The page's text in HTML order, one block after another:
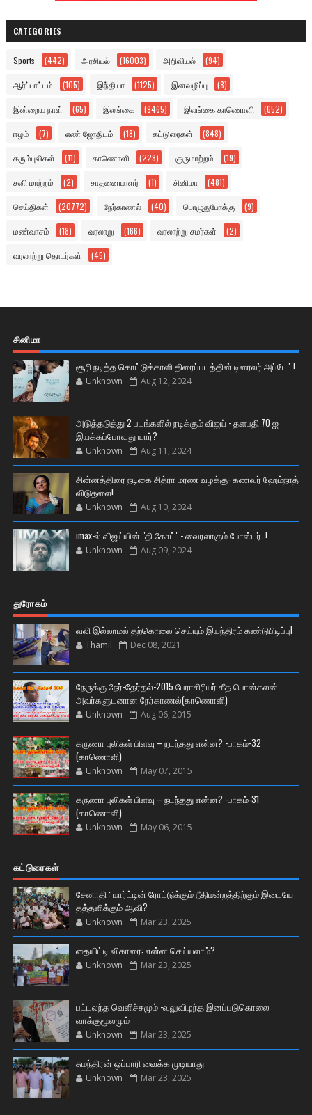
CATEGORIES
Sports (442) அரசியல் (16003) அறிவியல் (94)
ஆர்ப்பாட்டம் (105) இந்தியா (1125) இனவழிப்பு (8)
இன்றைய நாள் (65) இலங்கை (9465) இலங்கை காணொளி (652)
ஈழம் (7) எண் ஜோதிடம் (18) கட்டுரைகள் (848)
கரும்புலிகள் (11) காணொளி (228) குருமாற்றம் (19)
சனி மாற்றம் (2) சாதனையாளர் (1) சினிமா (481)
செய்திகள் (20772) நேர்காணல் (40) பொழுதுபோக்கு (9)
மண்வாசம் (18) வரலாறு (166) வரலாற்று சமர்கள் (2)
வரலாற்று தொடர்கள் (45)
சினிமா
சூரி நடித்த கொட்டுக்காளி திரைப்படத்தின் டிரைலர் அப்டேட்!
Unknown Aug 12, 2024
அடுத்தடுத்து 2 படங்களில் நடிக்கும் விஜய் - தளபதி 70 ஐ
இயக்கப்போவது யார்?
Unknown Aug 11, 2024
சின்னத்திரை நடிகை சித்ரா மரண வழக்கு- கணவர் ஹேம்நாத்
விடுதலை!
Unknown Aug 10, 2024
imax-ல் விஜய்யின் "தி கோட்" - வைரலாகும் போஸ்டர்..!
Unknown Aug 09, 2024
துரோகம்
வலி இல்லாமல் தற்கொலை செய்யும் இயந்திரம் கண்டுபிடிப்பு!
Thamil Dec 08, 2021
நேருக்கு நேர்-தேர்தல்-2015 பேராசிரியர் கீத பொன்கலன்
அவர்களுடனான நேர்காணல்(காணொளி)
Unknown Aug 06, 2015
கருணா புலிகள் பிளவு – நடந்தது என்ன? -பாகம்-32
(காணொளி)
Unknown May 07, 2015
கருணா புலிகள் பிளவு – நடந்தது என்ன? -பாகம்-31
(காணொளி)
Unknown May 06, 2015
கட்டுரைகள்
சேனாதி : மார்ட்டின் ரோட்டுக்கும் நீதிமன்றத்திற்கும் இடையே
தத்தளிக்கும் ஆவி?
Unknown Mar 23, 2025
தையிட்டி விகாரை: என்ன செய்யலாம்?
Unknown Mar 23, 2025
பட்டலந்த வெளிச்சமும் -வலுவிழந்த இனப்படுகொலை
வாக்குமூலமும்
Unknown Mar 23, 2025
சுமந்திரன் ஒப்பாரி வைக்க முடியாது
Unknown Mar 23, 2025